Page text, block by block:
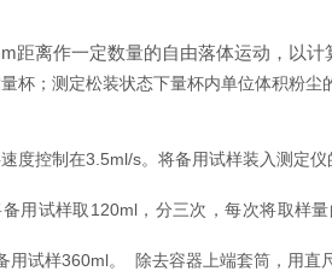
作一定数量的自由落体运动，以计
杯；测定松装状态下量杯内单位体积粉尘
控制在3.5ml/s。将备用试样装入测定仪
试样取120ml，分三次，每次将取样
样360ml。 除去容器上端套筒，用直